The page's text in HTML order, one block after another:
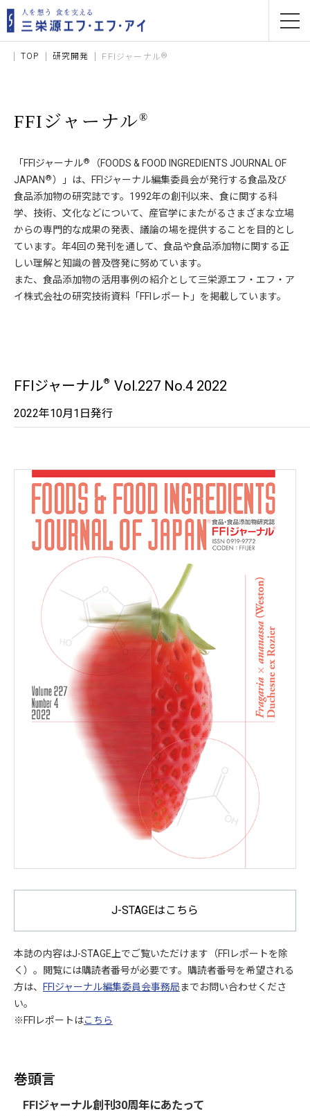
TOP 研究開発 FFIジャーナル®
FFIジャーナル®
「FFIジャーナル®
（FOODS & FOOD INGREDIENTS JOURNAL OF
JAPAN ®）」は、FFIジャーナル編集委員会が発行する食品及び
食品添加物の研究誌です。1992年の創刊以来、食に関する科
学、技術、文化などについて、産官学にまたがるさまざまな立場
からの専門的な成果の発表、議論の場を提供することを目的とし
ています。年4回の発刊を通して、食品や食品添加物に関する正
しい理解と知識の普及啓発に努めています。
また、食品添加物の活用事例の紹介として三栄源エフ・エフ・ア
イ株式会社の研究技術資料「FFIレポート」を掲載しています。
FFIジャーナル® Vol.227 No.4 2022
2022年10月1日発行
J-STAGEはこちら
本誌の内容はJ-STAGE上でご覧いただけます（FFIレポートを除
く）。閲覧には購読者番号が必要です。購読者番号を希望される
方は、
FFIジャーナル編集委員会事務局までお問い合わせくださ
い。
※FFIレポートはこちら
巻頭言
FFIジャーナル創刊30周年にあたって